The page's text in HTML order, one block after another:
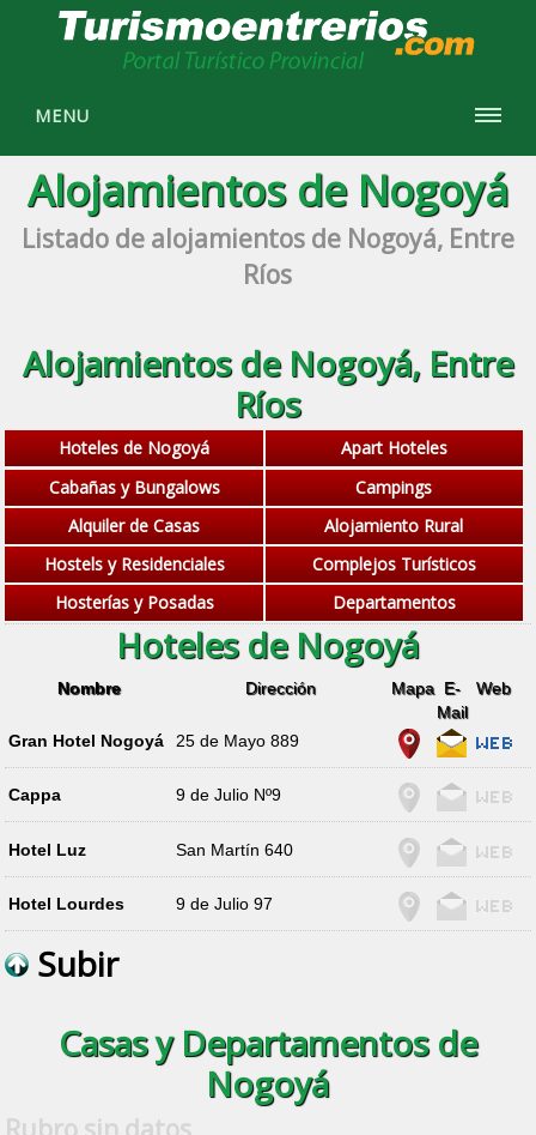
MENU
Alojamientos de Nogoyá
Listado de alojamientos de Nogoyá, Entre
Ríos
Alojamientos de Nogoyá, Entre
Ríos
Hoteles de Nogoyá
Apart Hoteles
Cabañas y Bungalows
Campings
Alquiler de Casas
Alojamiento Rural
Hostels y Residenciales
Complejos Turísticos
Hosterías y Posadas
Departamentos
Hoteles de Nogoyá
Nombre Dirección Mapa E-
Mail
Web
Gran Hotel Nogoyá 25 de Mayo 889
Cappa 9 de Julio Nº9
Hotel Luz San Martín 640
Hotel Lourdes 9 de Julio 97
Subir
Casas y Departamentos de
Nogoyá